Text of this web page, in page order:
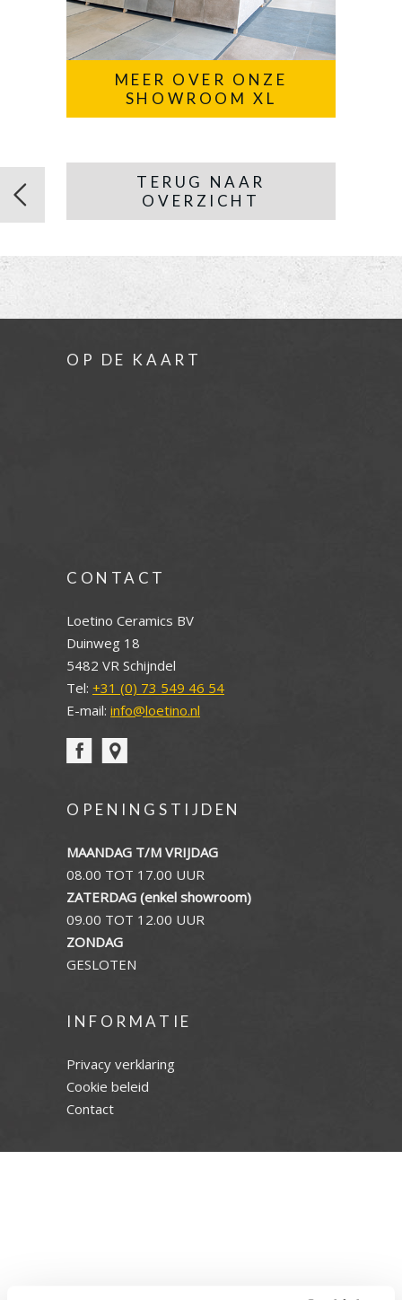
MEER OVER ONZE
SHOWROOM XL
TERUG NAAR
OVERZICHT
OP DE KAART
CONTACT
Loetino Ceramics BV
Duinweg 18
5482 VR Schijndel
Tel: +31 (0) 73 549 46 54
E-mail: info@loetino.nl
OPENINGSTIJDEN
MAANDAG T/M VRIJDAG
08.00 TOT 17.00 UUR
ZATERDAG (enkel showroom)
09.00 TOT 12.00 UUR
ZONDAG
GESLOTEN
INFORMATIE
Privacy verklaring
Cookie beleid
Contact